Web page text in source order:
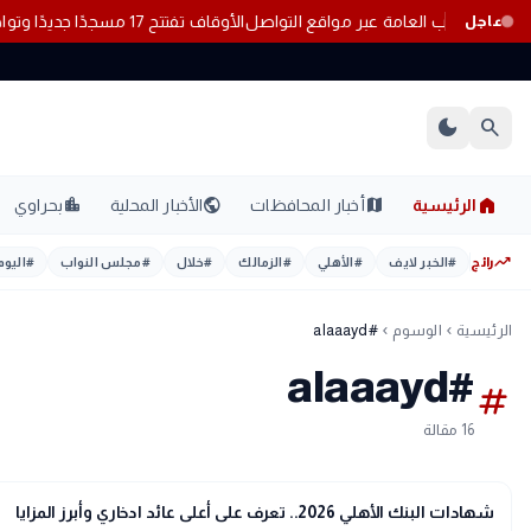
عاجل
مخالفة للآداب العامة عبر مواقع التواصلالأوقاف تفتتح 17 مسجدًا جديدًا وتواصل إعمار بيوت الله بالمحافظات
search
dark_mode
home الرئيسية mapأخبار المحافظات publicالأخبار المحلية location_cityبحراوي
trending_upرائج #الخبر لايف #الأهلي #الزمالك #خلال #مجلس النواب #
الرئيسية chevron_left الوسوم chevron_left
#alaaayd
tag
#alaaayd
16 مقالة
interests
منوعات
شهادات البنك الأهلي 2026.. تعرف على أعلى عائد ادخاري وأبرز المزايا